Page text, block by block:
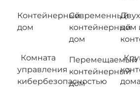
Контейнерный
дом
Современный
контейнерный
дом
дом
Комната
управления
кибербезопасностью
Перемещаемый
контейнерный
дом
дома